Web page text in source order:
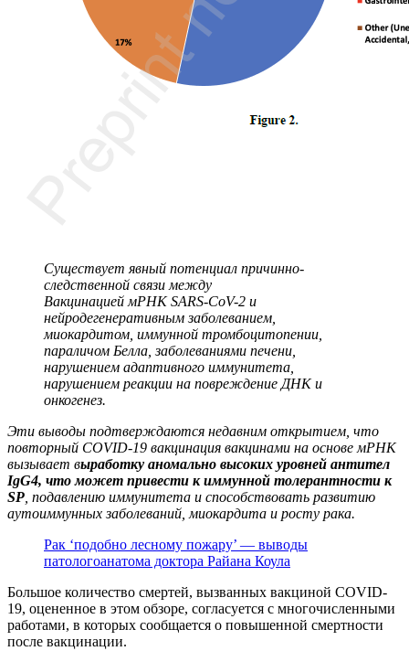
Существует явный потенциал причинно-
следственной связи между
Вакцинацией мРНК SARS-CoV-2 и
нейродегенеративным заболеванием,
миокардитом, иммунной тромбоцитопении,
параличом Белла, заболеваниями печени,
нарушением адаптивного иммунитета,
нарушением реакции на повреждение ДНК и
онкогенез.
Эти выводы подтверждаются недавним открытием, что
повторный COVID-19 вакцинация вакцинами на основе мРНК
вызывает выработку аномально высоких уровней антител
IgG4, что может привести к иммунной толерантности к
SP , подавлению иммунитета и способствовать развитию
аутоиммунных заболеваний, миокардита и росту рака.
Рак ‘подобно лесному пожару’ — выводы
патологоанатома доктора Райана Коула
Большое количество смертей, вызванных вакциной COVID-
19, оцененное в этом обзоре, согласуется с многочисленными
работами, в которых сообщается о повышенной смертности
после вакцинации.